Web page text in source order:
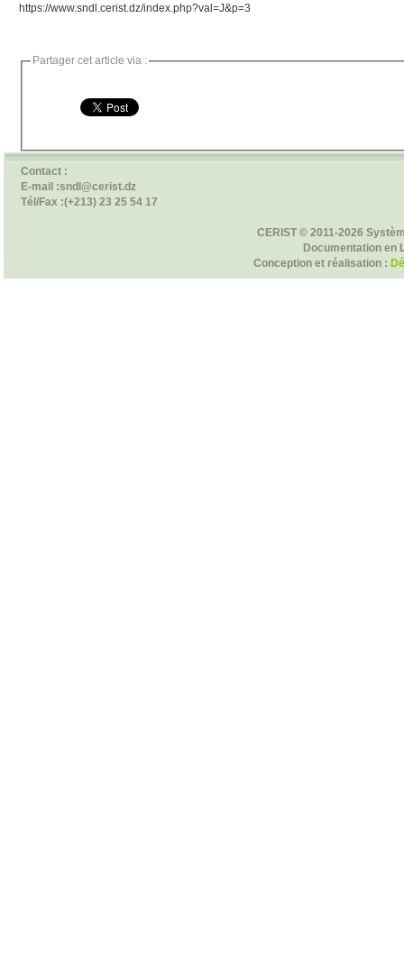
https://www.sndl.cerist.dz/index.php?val=J&p=3
Partager cet article via :
Contact :
E-mail :sndl@cerist.dz
Tél/Fax :(+213) 23 25 54 17
CERIST © 2011-2026
Documentation en
Conception et réalisation :